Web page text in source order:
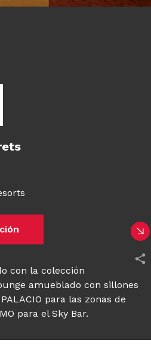
con la colección
amueblado con sillones
para las zonas de
para el Sky Bar.